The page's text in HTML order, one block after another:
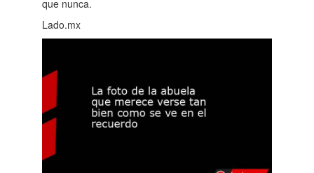
que nunca.
Lado.mx